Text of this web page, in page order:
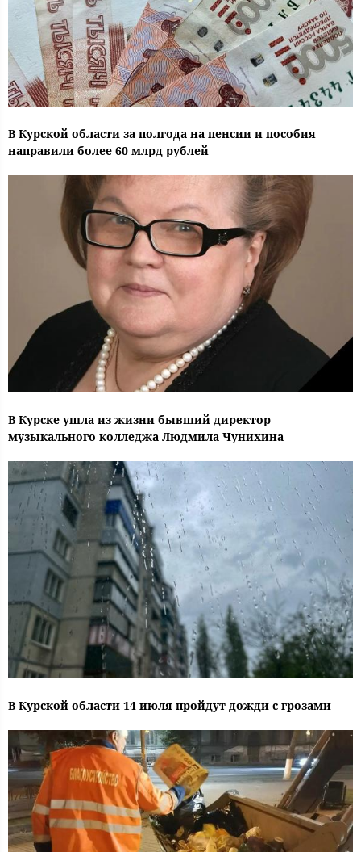
В Курской области за полгода на пенсии и пособия
направили более 60 млрд рублей
В Курске ушла из жизни бывший директор
музыкального колледжа Людмила Чунихина
В Курской области 14 июля пройдут дожди с грозами